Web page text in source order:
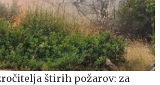
štirih požarov: za